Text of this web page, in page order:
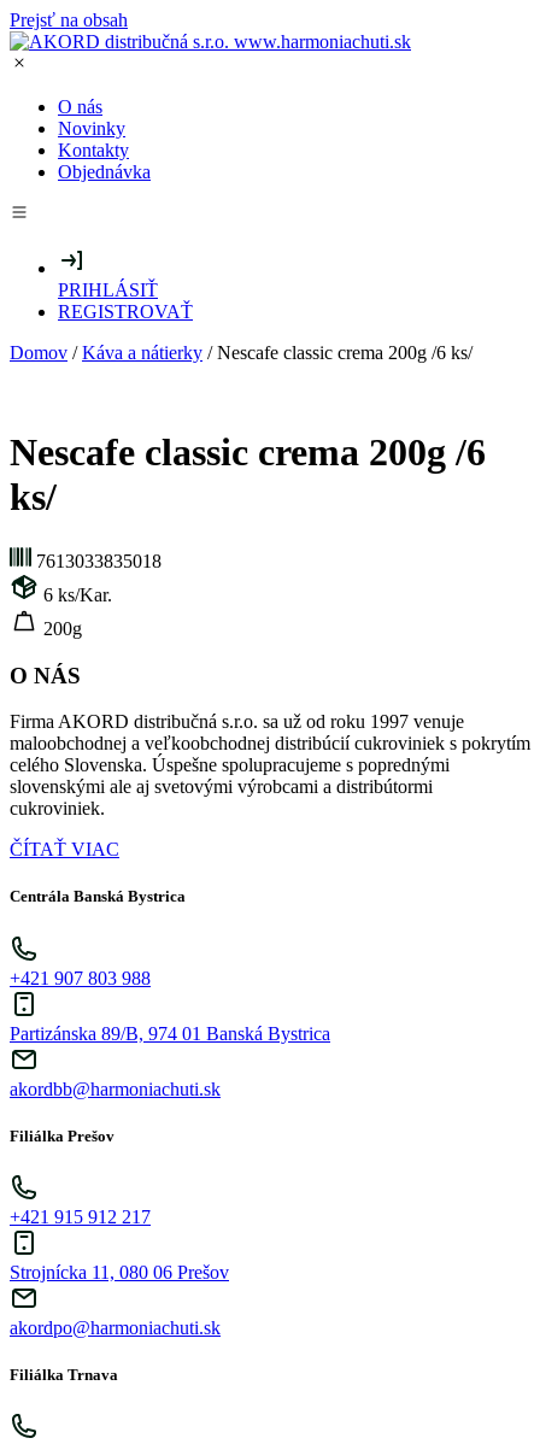
Prejsť na obsah
O nás
Novinky
Kontakty
Objednávka
PRIHLÁSIŤ
REGISTROVAŤ
Domov /Káva a nátierky / Nescafe classic crema 200g /6 ks/
Nescafe classic crema 200g /6
ks/
7613033835018
6 ks/Kar.
200g
O NÁS
Firma AKORD distribučná s.r.o. sa už od roku 1997 venuje
maloobchodnej a veľkoobchodnej distribúcií cukroviniek s pokrytím
celého Slovenska. Úspešne spolupracujeme s poprednými
slovenskými ale aj svetovými výrobcami a distribútormi
cukroviniek.
ČÍTAŤ VIAC
Centrála Banská Bystrica
+421 907 803 988
Partizánska 89/B, 974 01 Banská Bystrica
akordbb@harmoniachuti.sk
Filiálka Prešov
+421 915 912 217
Strojnícka 11, 080 06 Prešov
akordpo@harmoniachuti.sk
Filiálka Trnava